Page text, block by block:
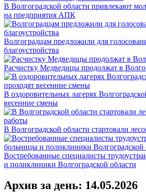
В Волгоградской области привлекают
на предприятия АПК
Волгоградцам предложили для
благоустройства
Расчистку Медведицы продолжат в
В оздоровительных лагерях
весенние смены
В Волгоградской области стартовали
Востребованные специалисты
и поликлиники Волгоградской области
Архив за день: 14.05.2026